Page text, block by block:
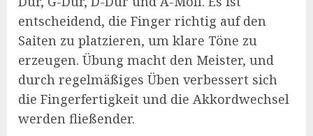
entscheidend, die Finger richtig auf den
Saiten zu platzieren, um klare Töne zu
erzeugen. Übung macht den Meister, und
durch regelmäßiges Üben verbessert sich
die Fingerfertigkeit und die Akkordwechsel
werden fließender.